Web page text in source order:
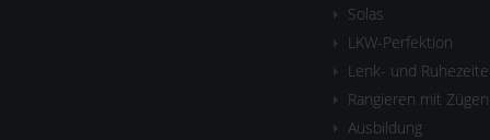
Solas
LKW-Perfektion
Lenk- und
Rangieren mit Zügen
Ausbildung